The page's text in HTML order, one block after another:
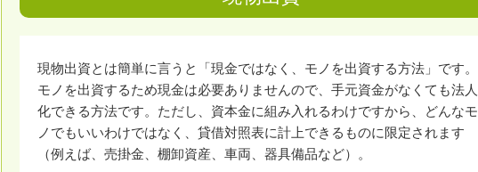
現物出資とは簡単に言うと「現金ではなく、モノを出資する方法」です。
モノを出資するため現金は必要ありませんので、手元資金がなくても法人
化できる方法です。ただし、資本金に組み入れるわけですから、どんなモ
ノでもいいわけではなく、貸借対照表に計上できるものに限定されます
（例えば、売掛金、棚卸資産、車両、器具備品など）。